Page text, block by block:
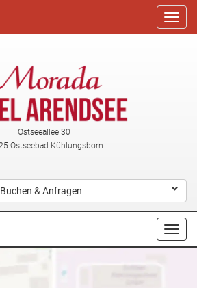
Ostseeallee 30
Ostseebad Kühlungsborn
Buchen & Anfragen